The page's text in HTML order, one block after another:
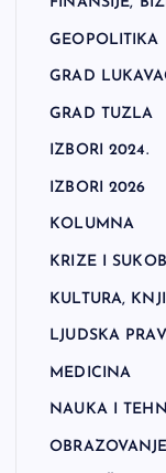
GEOPOLITIKA
GRAD
GRAD TUZLA
IZBORI 2024.
IZBORI 2026
KOLUMNA
KRIZE I
KULTURA,
LJUDSKA
MEDICINA
NAUKA I